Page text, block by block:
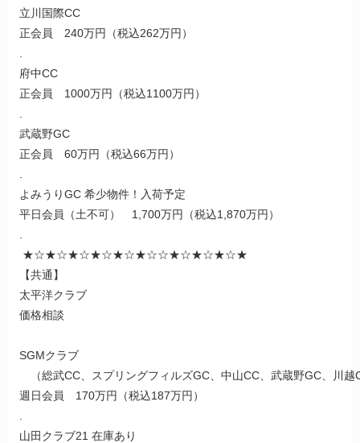
立川国際CC
正会員 240万円（税込262万円）
府中CC
正会員 1000万円（税込1100万円）
武蔵野GC
正会員 60万円（税込66万円）
よみうりGC 希少物件！入荷予定
平日会員（土不可） 1,700万円（税込1,870万円）
★☆★☆★☆★☆★☆★☆☆★☆★☆★☆★
【共通】
太平洋クラブ
価格相談
SGMクラブ
（総武CC、スプリングフィルズGC、中山CC、武蔵野GC、川越
週日会員 170万円（税込187万円）
山田クラブ21 在庫あり